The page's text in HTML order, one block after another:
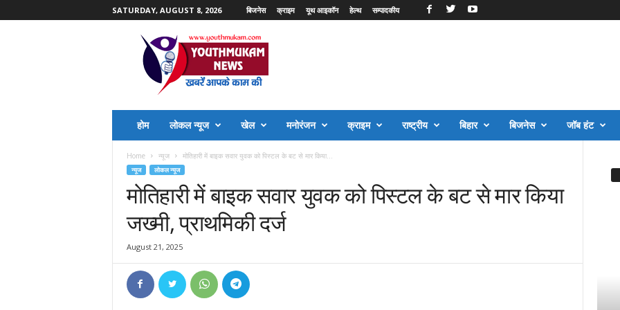
SATURDAY, AUGUST 8, 2026 बिजनेस क्राइम यूथ आइकॉन हेल्थ सम्पादकीय
होम लोकल न्यूज खेल मनोरंजन क्राइम राष्ट्रीय बिहार बिजनेस जॉब हंट
Home न्यूज मोतिहारी में बाइक सवार युवक को पिस्टल के बट से मार किया...
न्यूज लोकल न्यूज
मोतिहारी में बाइक सवार युवक को पिस्टल के बट से मार किया
जख्मी, प्राथमिकी दर्ज
August 21, 2025